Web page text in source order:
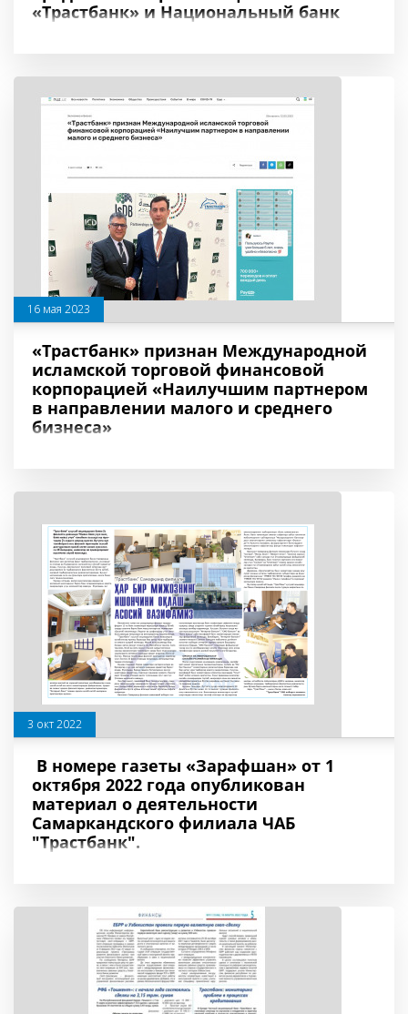
«Трастбанк» и Национальный банк
16 мая 2023
«Трастбанк» признан Международной
исламской торговой финансовой
корпорацией «Наилучшим партнером
в направлении малого и среднего
бизнеса»
3 окт 2022
В номере газеты «Зарафшан» от 1
октября 2022 года опубликован
материал о деятельности
Самаркандского филиала ЧАБ
"Трастбанк".